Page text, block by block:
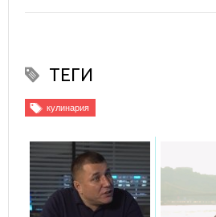
ТЕГИ
кулинария